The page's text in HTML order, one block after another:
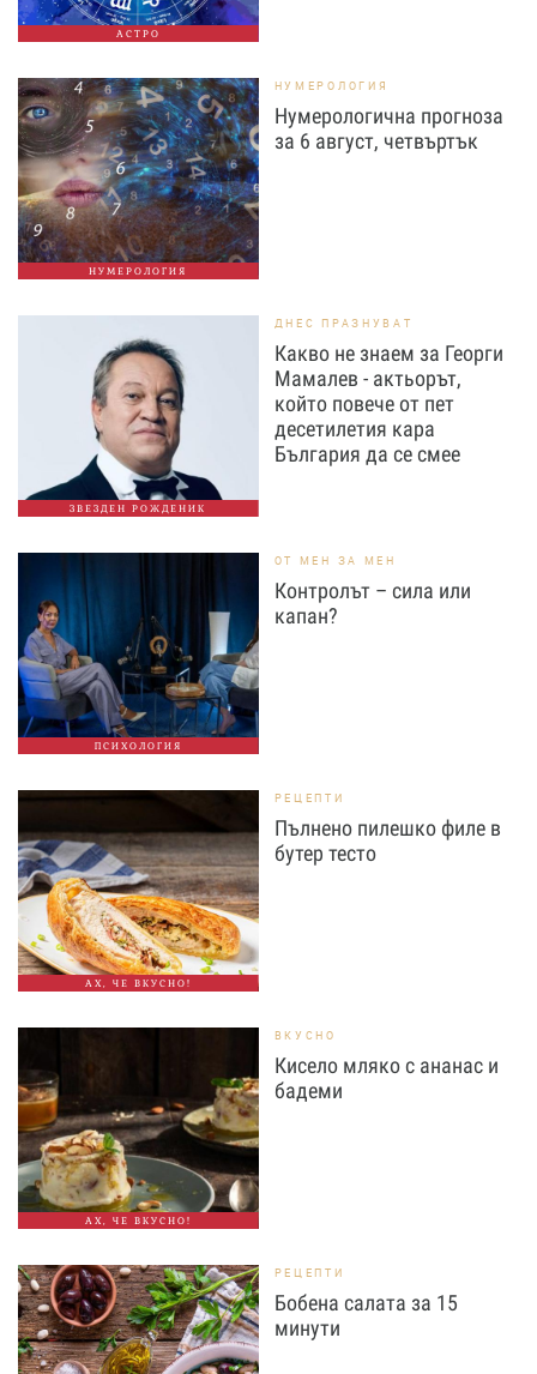
АСТРО
НУМЕРОЛОГИЯ
НУМЕРОЛОГИЯ
Нумерологична прогноза
за 6 август, четвъртък
ЗВЕЗДЕН РОЖДЕНИК
ДНЕС ПРАЗНУВАТ
Какво не знаем за Георги
Мамалев - актьорът,
който повече от пет
десетилетия кара
България да се смее
ПСИХОЛОГИЯ
ОТ МЕН ЗА МЕН
Контролът – сила или
капан?
АХ, ЧЕ ВКУСНО!
РЕЦЕПТИ
Пълнено пилешко филе в
бутер тесто
АХ, ЧЕ ВКУСНО!
ВКУСНО
Кисело мляко с ананас и
бадеми
РЕЦЕПТИ
Бобена салата за 15
минути